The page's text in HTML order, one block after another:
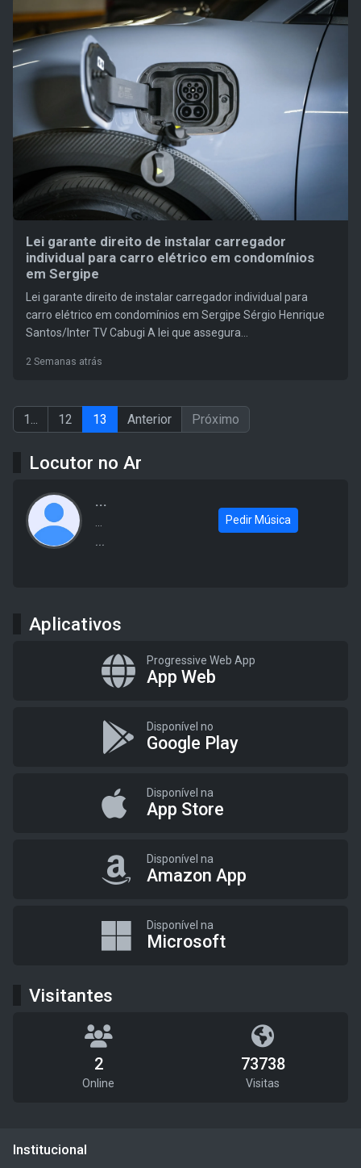
Lei garante direito de instalar carregador
individual para carro elétrico em condomínios
em Sergipe
Lei garante direito de instalar carregador individual para
carro elétrico em condomínios em Sergipe Sérgio Henrique
Santos/Inter TV Cabugi A lei que assegura...
2 Semanas atrás
1... 12 13 Anterior Próximo
Locutor no Ar
...
...
Pedir Música
Aplicativos
Progressive Web App
App Web
Disponível no
Google Play
Disponível na
App Store
Disponível na
Amazon App
Disponível na
Microsoft
Visitantes
2
Online
73738
Visitas
Institucional